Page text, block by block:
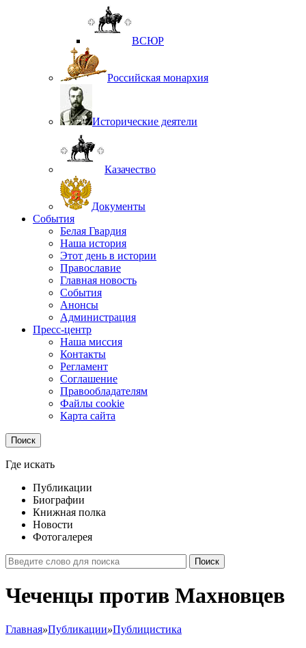
ВСЮР
Российская монархия
Исторические деятели
Казачество
Документы
События
Белая Гвардия
Наша история
Этот день в истории
Православие
Главная новость
События
Анонсы
Администрация
Пресс-центр
Наша миссия
Контакты
Регламент
Соглашение
Правообладателям
Файлы cookie
Карта сайта
Поиск
Где искать
Публикации
Биографии
Книжная полка
Новости
Фотогалерея
Поиск
Чеченцы против Махновцев
Главная»Публикации»Публицистика